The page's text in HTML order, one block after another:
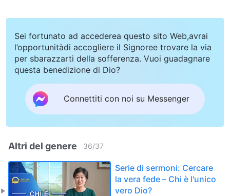
Sei fortunato ad accederea questo sito Web,avrai
l’opportunitàdi accogliere il Signoree trovare la via
per sbarazzarti della sofferenza. Vuoi guadagnare
questa benedizione di Dio?
Connettiti con noi su Messenger
Altri del genere 36/37
Serie di sermoni: Cercare
la vera fede – Chi è l'unico
vero Dio?